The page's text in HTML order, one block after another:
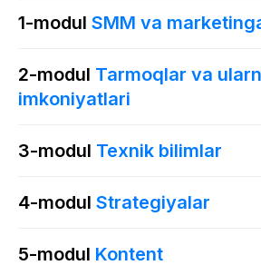
1-modul SMM va
2-modul Tarmoqlar va
imkoniyatlari
3-modul Texnik bilimlar
4-modul Strategiyalar
5-modul Kontent